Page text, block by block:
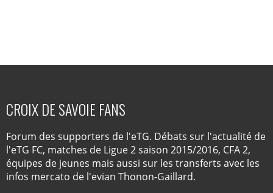
CROIX DE SAVOIE FANS
Forum des supporters de l'eTG. Débats sur l'actualité de
l'eTG FC, matches de Ligue 2 saison 2015/2016, CFA 2,
équipes de jeunes mais aussi sur les transferts avec les
infos mercato de l'evian Thonon-Gaillard.